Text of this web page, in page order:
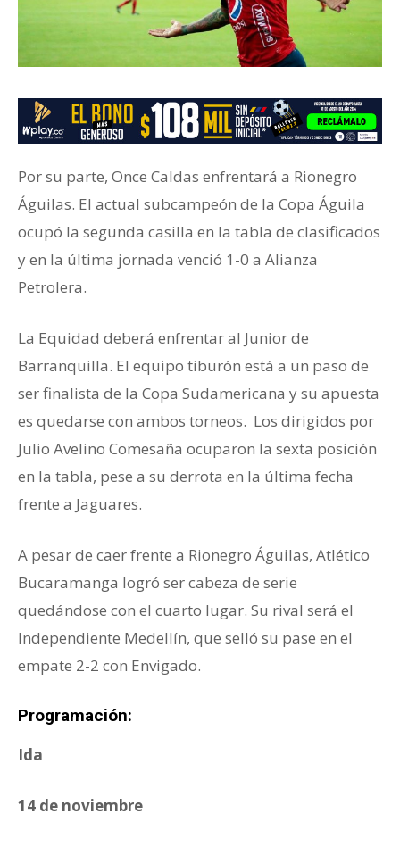
Por su parte, Once Caldas enfrentará a Rionegro
Águilas. El actual subcampeón de la Copa Águila
ocupó la segunda casilla en la tabla de clasificados
y en la última jornada venció 1-0 a Alianza
Petrolera.
La Equidad deberá enfrentar al Junior de
Barranquilla. El equipo tiburón está a un paso de
ser finalista de la Copa Sudamericana y su apuesta
es quedarse con ambos torneos. Los dirigidos por
Julio Avelino Comesaña ocuparon la sexta posición
en la tabla, pese a su derrota en la última fecha
frente a Jaguares.
A pesar de caer frente a Rionegro Águilas, Atlético
Bucaramanga logró ser cabeza de serie
quedándose con el cuarto lugar. Su rival será el
Independiente Medellín, que selló su pase en el
empate 2-2 con Envigado.
Programación:
Ida
14 de noviembre